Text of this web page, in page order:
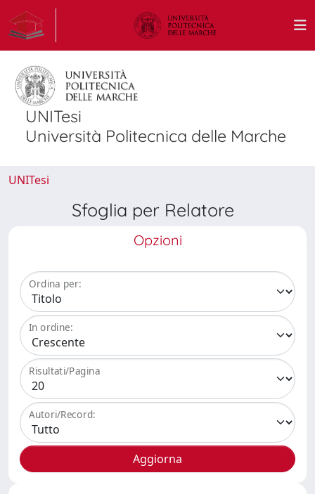
UNITesi
Università Politecnica delle Marche
UNITesi
Sfoglia per Relatore
Opzioni
Ordina per:
In ordine:
Risultati/Pagina
Autori/Record: